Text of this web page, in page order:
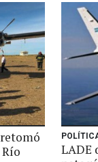
retomó
LADE